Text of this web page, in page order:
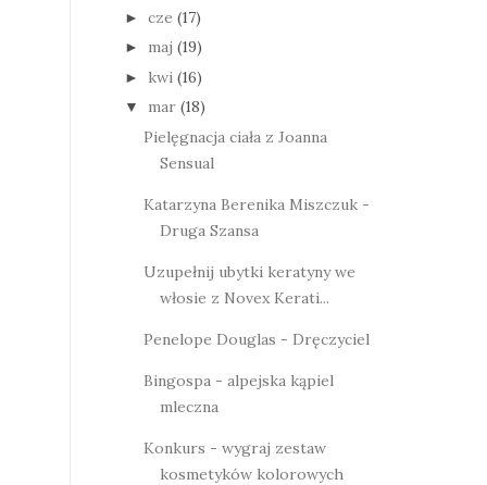
► cze (17)
► maj (19)
► kwi (16)
▼ mar (18)
Pielęgnacja ciała z Joanna
Sensual
Katarzyna Berenika Miszczuk -
Druga Szansa
Uzupełnij ubytki keratyny we
włosie z Novex Kerati...
Penelope Douglas - Dręczyciel
Bingospa - alpejska kąpiel
mleczna
Konkurs - wygraj zestaw
kosmetyków kolorowych